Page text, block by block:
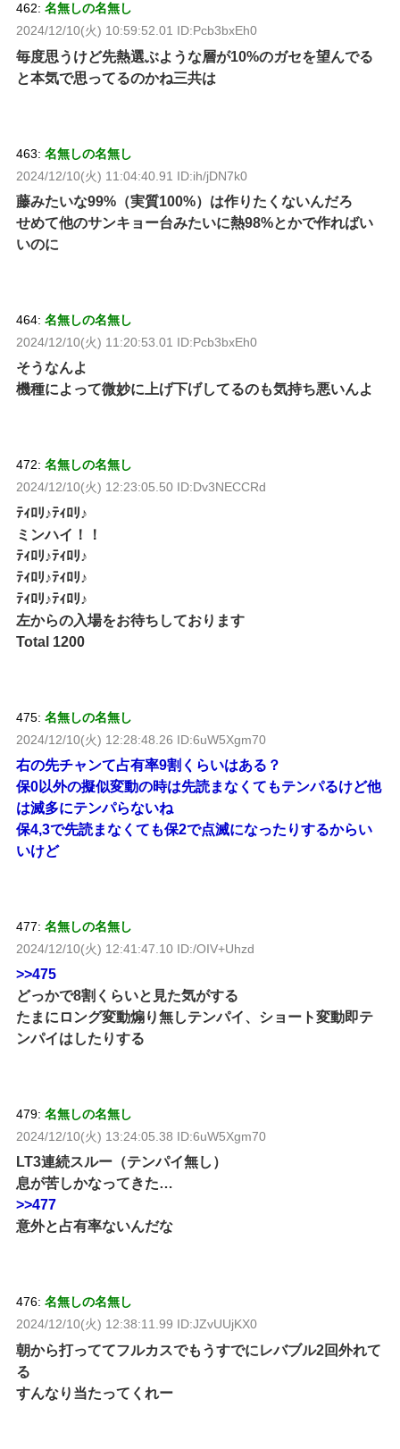
462: 名無しの名無し
2024/12/10(火) 10:59:52.01 ID:Pcb3bxEh0
毎度思うけど先熱選ぶような層が10%のガセを望んでる
と本気で思ってるのかね三共は
463: 名無しの名無し
2024/12/10(火) 11:04:40.91 ID:ih/jDN7k0
藤みたいな99%（実質100%）は作りたくないんだろ
せめて他のサンキョー台みたいに熱98%とかで作ればい
いのに
464: 名無しの名無し
2024/12/10(火) 11:20:53.01 ID:Pcb3bxEh0
そうなんよ
機種によって微妙に上げ下げしてるのも気持ち悪いんよ
472: 名無しの名無し
2024/12/10(火) 12:23:05.50 ID:Dv3NECCRd
ﾃｨﾛﾘ♪ﾃｨﾛﾘ♪
ミンハイ！！
ﾃｨﾛﾘ♪ﾃｨﾛﾘ♪
ﾃｨﾛﾘ♪ﾃｨﾛﾘ♪
ﾃｨﾛﾘ♪ﾃｨﾛﾘ♪
左からの入場をお待ちしております
Total 1200
475: 名無しの名無し
2024/12/10(火) 12:28:48.26 ID:6uW5Xgm70
右の先チャンて占有率9割くらいはある？
保0以外の擬似変動の時は先読まなくてもテンパるけど他
は滅多にテンパらないね
保4,3で先読まなくても保2で点滅になったりするからい
いけど
477: 名無しの名無し
2024/12/10(火) 12:41:47.10 ID:/OIV+Uhzd
>>475
どっかで8割くらいと見た気がする
たまにロング変動煽り無しテンパイ、ショート変動即テ
ンパイはしたりする
479: 名無しの名無し
2024/12/10(火) 13:24:05.38 ID:6uW5Xgm70
LT3連続スルー（テンパイ無し）
息が苦しかなってきた…
>>477
意外と占有率ないんだな
476: 名無しの名無し
2024/12/10(火) 12:38:11.99 ID:JZvUUjKX0
朝から打っててフルカスでもうすでにレバブル2回外れて
る
すんなり当たってくれー